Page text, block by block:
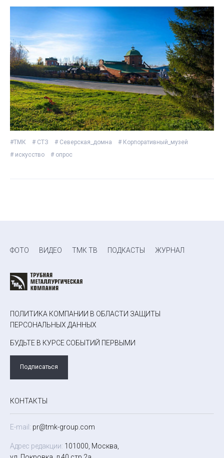
#ТМК # СТЗ # Северская_домна
# Корпоративный_музей
# искусство
# опрос
ФОТО ВИДЕО ТМК ТВ ПОДКАСТЫ ЖУРНАЛ
ПОЛИТИКА КОМПАНИИ В ОБЛАСТИ ЗАЩИТЫ
ПЕРСОНАЛЬНЫХ ДАННЫХ
БУДЬТЕ В КУРСЕ СОБЫТИЙ ПЕРВЫМИ
Подписаться
КОНТАКТЫ
E-mail: pr@tmk-group.com
Адрес редакции: 101000, Москва,